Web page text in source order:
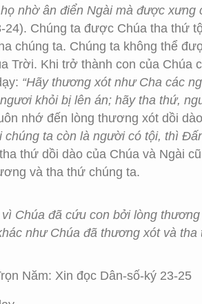
nhờ ân điển Ngài mà được
Chúng ta được Chúa tha thứ
chúng ta. Chúng ta không thể
Trời. Khi trở thành con của
“Hãy thương xót như Cha các
khỏi bị lên án; hãy tha thứ,
nhớ đến lòng thương xót dồi
ta còn là người có tội, thì
thứ dồi dào của Chúa và Ngài
và tha thứ chúng ta.
Chúa đã cứu con bởi lòng
như Chúa đã thương xót và tha
Năm: Xin đọc Dân-số-ký 23-25